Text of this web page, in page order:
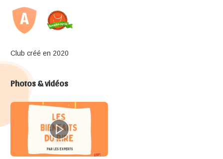
Club créé en 2020
Photos & vidéos